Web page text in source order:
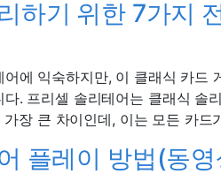
하기 위한 7가지
에 익숙하지만, 이 클래식 카드
. 프리셀 솔리테어는 클래식 솔
가장 큰 차이인데, 이는 모든 카드
플레이 방법(동